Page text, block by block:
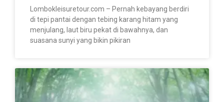
Lombokleisuretour.com – Pernah kebayang berdiri
di tepi pantai dengan tebing karang hitam yang
menjulang, laut biru pekat di bawahnya, dan
suasana sunyi yang bikin pikiran